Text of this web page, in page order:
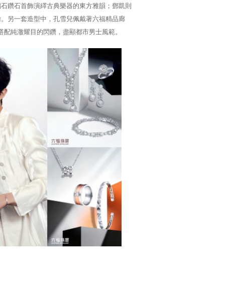
鑽石首飾演繹古典樂器的東方雅韻；鄧凱則
另一套造型中，孔雪兒佩戴著六福精品廊
純澈耀目的閃鑽，盡顯都市男士風範。